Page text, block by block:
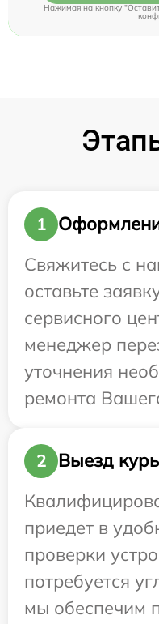
Нажимая на кнопку
1
Свяжитесь с
оставьте
сервисного
менеджер
уточнения
ремонта
2
Выезд
приедет в
проверки
потребуется
мы обеспечим